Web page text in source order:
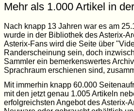
Mehr als 1.000 Artikel in
Nach knapp 13 Jahren war es am
wurde in der Bibliothek des Asterix-
Asterix-Fans wird die Seite über
Randerscheinung sein, doch
Sammler ein bemerkenswertes
Sprachraum erschienen sind,
Mit immerhin knapp 60.000
mit den jetzt genau 1.005 Artikeln
erfolgreichsten Angebot des Asterix-